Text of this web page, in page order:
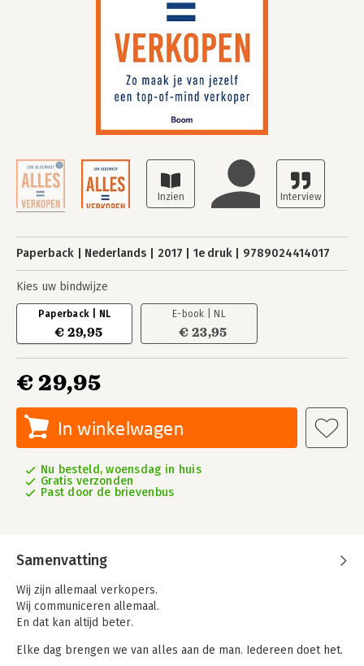
Paperback Nederlands 2017 1e druk 9789024414017
Kies uw bindwijze
Paperback | NL
€ 29,95
E-book | NL
€ 23,95
€ 29,95
In winkelwagen
Nu besteld, woensdag in huis
Gratis verzonden
Past door de brievenbus
Samenvatting
Wij zijn allemaal verkopers.
Wij communiceren allemaal.
En dat kan altijd beter.
Elke dag brengen we van alles aan de man. Iedereen doet het.